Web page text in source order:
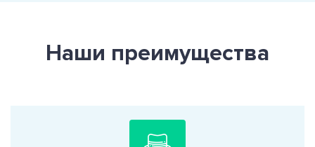
Наши преимущества